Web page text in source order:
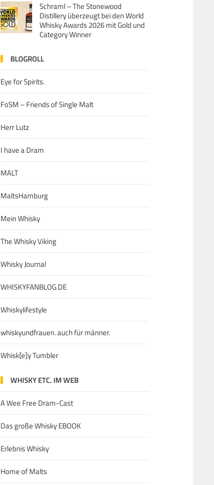
Schraml – The Stonewood
Distillery überzeugt bei den World
Whisky Awards 2026 mit Gold und
Category Winner
BLOGROLL
Eye for Spirits.
FoSM – Friends of Single Malt
Herr Lutz
I have a Dram
MALT
MaltsHamburg
Mein Whisky
The Whisky Viking
Whisky Journal
WHISKYFANBLOG.DE
Whiskylifestyle
whiskyundfrauen. auch für männer.
Whisk[e]y Tumbler
WHISKY ETC. IM WEB
A Wee Free Dram-Cast
Das große Whisky EBOOK
Erlebnis Whisky
Home of Malts